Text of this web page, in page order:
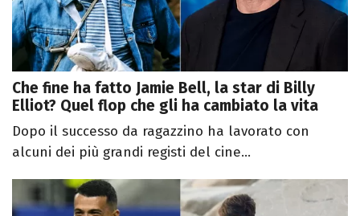
Che fine ha fatto Jamie Bell, la star di Billy
Elliot? Quel flop che gli ha cambiato la vita
Dopo il successo da ragazzino ha lavorato con
alcuni dei più grandi registi del cine...